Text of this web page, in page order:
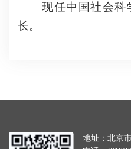
现任中国社会科
长。
地址：北京